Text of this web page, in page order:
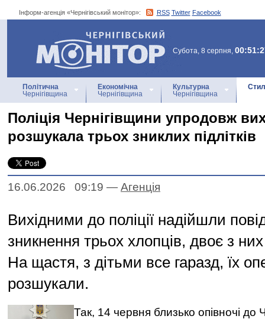
Інформ-агенція «Чернігівський монітор»: RSS Twitter Facebook
Інформ-агенція
«Чернігівський монітор»
Субота, 8 серпня,
Політична
Чернігівщина
Економічна
Чернігівщина
Культурна
Чернігівщина
Поліція Чернігівщини упродовж
розшукала трьох зниклих підлітків
16.06.2026 09:19 — Агенцiя
Вихідними до поліції надійшли
зникнення трьох хлопців, двоє з
На щастя, з дітьми все гаразд, їх
розшукали.
Так, 14 червня близько опівночі до